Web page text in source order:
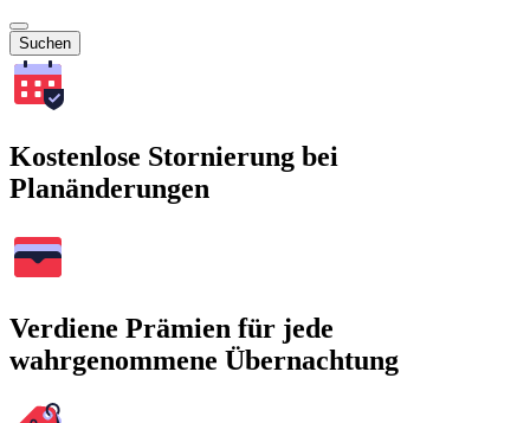
Suchen
Kostenlose Stornierung bei
Planänderungen
Verdiene Prämien für jede
wahrgenommene Übernachtung